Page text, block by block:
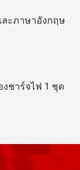
ละภาษาอังกฤษ
งชาร์จไฟ 1 ชุด